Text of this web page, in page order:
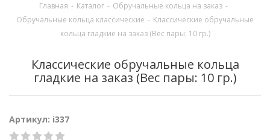
Главная - Каталог - Обручальные кольца на заказ -
Обручальные кольца классические - Классические обручальные
кольца гладкие на заказ (Вес пары: 10 гр.)
Классические обручальные кольца
гладкие на заказ (Вес пары: 10 гр.)
Артикул: i337